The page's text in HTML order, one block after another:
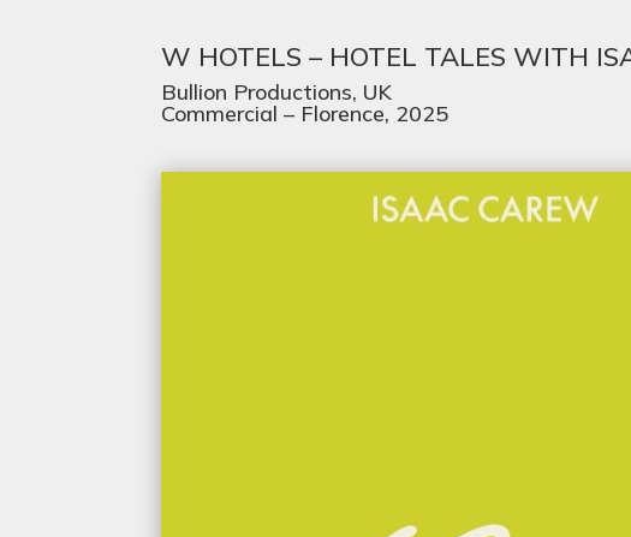
W HOTELS – HOTEL TALES WITH
Bullion Productions, UK
Commercial – Florence, 2025